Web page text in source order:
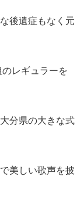
後遺症もなく元
レギュラーを
分県の大きな式
美しい歌声を披